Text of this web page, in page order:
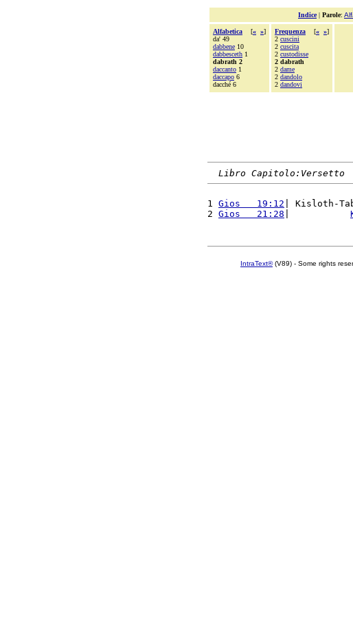
Indice| Parole:
Alfabetica [« »]
da' 49
dabbene 10
dabbesceth 1
dabrath 2
daccanto 1
daccapo 6
dacché 6
Frequenza [« »]
2 cuscini
2 cuscita
2 custodisse
2 dabrath
2 dame
2 dandolo
2 dandovi
Libro Capitolo:Versetto
1 Gios   19:12 | Kisloth-
2 Gios   21:28
IntraText®(V89) - Some rights